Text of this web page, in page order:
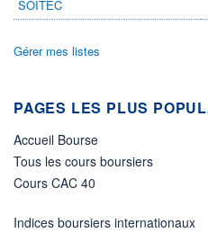
SOITEC
Gérer mes listes
PAGES LES PLUS
Accueil Bourse
Tous les cours boursiers
Cours CAC 40
Indices boursiers internationaux